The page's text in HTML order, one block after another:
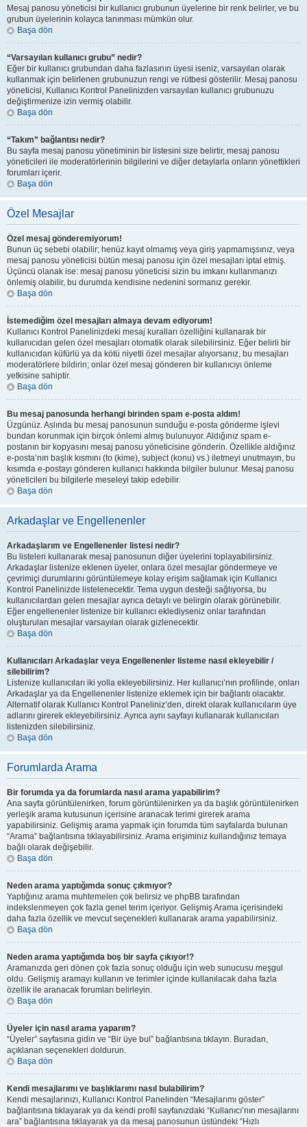
Mesaj panosu yöneticisi bir kullanıcı grubunun üyelerine bir renk belirler, ve bu
grubun üyelerinin kolayca tanınması mümkün olur.
Başa dön
“Varsayılan kullanıcı grubu” nedir?
Eğer bir kullanıcı grubundan daha fazlasının üyesi iseniz, varsayılan olarak
kullanmak için belirlenen grubunuzun rengi ve rütbesi gösterilir. Mesaj panosu
yöneticisi, Kullanıcı Kontrol Panelinizden varsayılan kullanıcı grubunuzu
değiştirmenize izin vermiş olabilir.
Başa dön
“Takım” bağlantısı nedir?
Bu sayfa mesaj panosu yönetiminin bir listesini size belirtir, mesaj panosu
yöneticileri ile moderatörlerinin bilgilerini ve diğer detaylarla onların yönettikleri
forumları içerir.
Başa dön
Özel Mesajlar
Özel mesaj gönderemiyorum!
Bunun üç sebebi olabilir; henüz kayıt olmamış veya giriş yapmamışsınız, veya
mesaj panosu yöneticisi bütün mesaj panosu için özel mesajları iptal etmiş.
Üçüncü olanak ise: mesaj panosu yöneticisi sizin bu imkanı kullanmanızı
önlemiş olabilir, bu durumda kendisine nedenini sormanız gerekir.
Başa dön
İstemediğim özel mesajları almaya devam ediyorum!
Kullanıcı Kontrol Panelinizdeki mesaj kuralları özelliğini kullanarak bir
kullanıcıdan gelen özel mesajları otomatik olarak silebilirsiniz. Eğer belirli bir
kullanıcıdan küfürlü ya da kötü niyetli özel mesajlar alıyorsanız, bu mesajları
moderatörlere bildirin; onlar özel mesaj gönderen bir kullanıcıyı önleme
yetkisine sahiptir.
Başa dön
Bu mesaj panosunda herhangi birinden spam e-posta aldım!
Üzgünüz. Aslında bu mesaj panosunun sunduğu e-posta gönderme işlevi
bundan korunmak için birçok önlemi almış bulunuyor. Aldığınız spam e-
postanın bir kopyasını mesaj panosu yöneticisine gönderin. Özellikle aldığınız
e-posta’nın başlık kısmını (to (kime), subject (konu) vs.) iletmeyi unutmayın, bu
kısımda e-postayı gönderen kullanıcı hakkında bilgiler bulunur. Mesaj panosu
yöneticileri bu bilgilerle meseleyi takip edebilir.
Başa dön
Arkadaşlar ve Engellenenler
Arkadaşlarım ve Engellenenler listesi nedir?
Bu listeleri kullanarak mesaj panosunun diğer üyelerini toplayabilirsiniz.
Arkadaşlar listenize eklenen üyeler, onlara özel mesajlar göndermeye ve
çevrimiçi durumlarını görüntülemeye kolay erişim sağlamak için Kullanıcı
Kontrol Panelinizde listelenecektir. Tema uygun desteği sağlıyorsa, bu
kullanıcılardan gelen mesajlar ayrıca detaylı ve belirgin olarak görünebilir.
Eğer engellenenler listenize bir kullanıcı eklediyseniz onlar tarafından
oluşturulan mesajlar varsayılan olarak gizlenecektir.
Başa dön
Kullanıcıları Arkadaşlar veya Engellenenler listeme nasıl ekleyebilir /
silebilirim?
Listenize kullanıcıları iki yolla ekleyebilirsiniz. Her kullanıcı’nın profilinde, onları
Arkadaşlar ya da Engellenenler listenize eklemek için bir bağlantı olacaktır.
Alternatif olarak Kullanıcı Kontrol Paneliniz’den, direkt olarak kullanıcıların üye
adlarını girerek ekleyebilirsiniz. Ayrıca aynı sayfayı kullanarak kullanıcıları
listenizden silebilirsiniz.
Başa dön
Forumlarda Arama
Bir forumda ya da forumlarda nasıl arama yapabilirim?
Ana sayfa görüntülenirken, forum görüntülenirken ya da başlık görüntülenirken
yerleşik arama kutusunun içerisine aranacak terimi girerek arama
yapabilirsiniz. Gelişmiş arama yapmak için forumda tüm sayfalarda bulunan
“Arama” bağlantısına tıklayabilirsiniz. Arama erişiminiz kullandığınız temaya
bağlı olarak değişebilir.
Başa dön
Neden arama yaptığımda sonuç çıkmıyor?
Yaptığınız arama muhtemelen çok belirsiz ve phpBB tarafından
indekslenmeyen çok fazla genel terim içeriyor. Gelişmiş Arama içerisindeki
daha fazla özellik ve mevcut seçenekleri kullanarak arama yapabilirsiniz.
Başa dön
Neden arama yaptığımda boş bir sayfa çıkıyor!?
Aramanızda geri dönen çok fazla sonuç olduğu için web sunucusu meşgul
oldu. Gelişmiş aramayı kullanın ve terimler içinde kullanılacak daha fazla
özellik ile aranacak forumları belirleyin.
Başa dön
Üyeler için nasıl arama yaparım?
“Üyeler” sayfasına gidin ve “Bir üye bul” bağlantısına tıklayın. Buradan,
açıklanan seçenekleri doldurun.
Başa dön
Kendi mesajlarımı ve başlıklarımı nasıl bulabilirim?
Kendi mesajlarınızı, Kullanıcı Kontrol Panelinden “Mesajlarımı göster”
bağlantısına tıklayarak ya da kendi profil sayfanızdaki “Kullanıcı’nın mesajlarını
ara” bağlantısına tıklayarak ya da mesaj panosunun üstündeki “Hızlı